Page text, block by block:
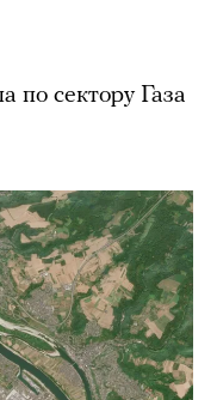
по сектору Газа